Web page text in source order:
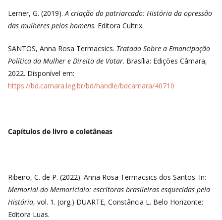
Lerner, G. (2019).A criação do patriarcado: História da opressão
das mulheres pelos homens. Editora Cultrix.
SANTOS, Anna Rosa Termacsics. Tratado Sobre a Emancipação
Política da Mulher e Direito de Votar. Brasília: Edições Câmara,
2022. Disponível em:
https://bd.camara.leg.br/bd/handle/bdcamara/40710
Capítulos de livro e coletâneas
Ribeiro, C. de P. (2022). Anna Rosa Termacsics dos Santos. In:
Memorial do Memoricídio: escritoras brasileiras esquecidas pela
História, vol. 1. (org.) DUARTE, Constância L. Belo Horizonte:
Editora Luas.